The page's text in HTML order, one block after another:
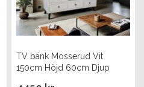
TV bänk Mosserud Vit
150cm Höjd 60cm Djup